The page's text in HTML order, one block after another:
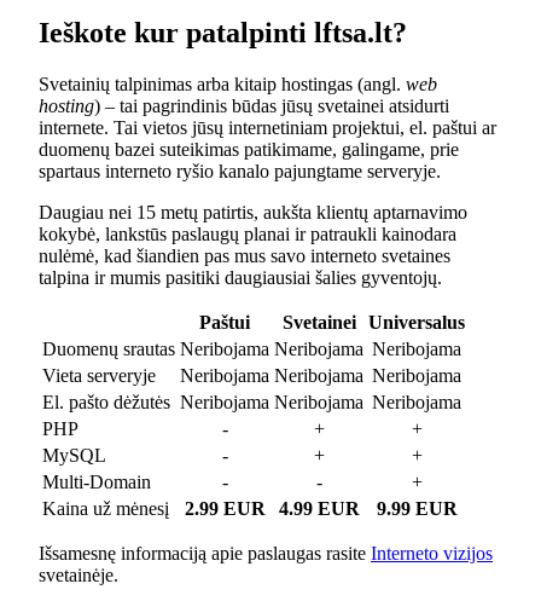
Ieškote kur patalpinti lftsa.lt?
Svetainių talpinimas arba kitaip hostingas (angl. web
hosting) – tai pagrindinis būdas jūsų svetainei atsidurti
internete. Tai vietos jūsų internetiniam projektui, el. paštui ar
duomenų bazei suteikimas patikimame, galingame, prie
spartaus interneto ryšio kanalo pajungtame serveryje.
Daugiau nei 15 metų patirtis, aukšta klientų aptarnavimo
kokybė, lankstūs paslaugų planai ir patraukli kainodara
nulėmė, kad šiandien pas mus savo interneto svetaines
talpina ir mumis pasitiki daugiausiai šalies gyventojų.
Paštui Svetainei
Universalus
Duomenų srautas Neribojama Neribojama Neribojama
Vieta serveryje
Neribojama Neribojama Neribojama
El. pašto dėžutės Neribojama Neribojama Neribojama
PHP
- +
+
MySQL
- +
+
Multi-Domain
- -
+
Kaina už mėnesį
2.99 EUR 4.99 EUR 9.99 EUR
Išsamesnę informaciją apie paslaugas rasite Interneto vizijos
svetainėje.